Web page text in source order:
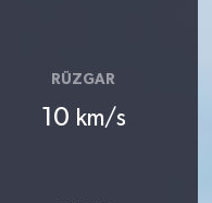
RÜZGAR
10 km/s